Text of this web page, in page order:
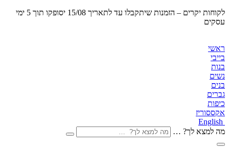
לקוחות יקרים – הזמנות שיתקבלו
עד לתאריך 15/08 יסופקו תוך 5 ימי
עסקים
ראשי
בייבי
בנות
נשים
בנים
גברים
כיפות
אקססוריז
English
מה למצא לך? …